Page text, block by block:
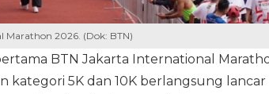
Marathon 2026. (Dok: BTN)
BTN Jakarta International
kategori 5K dan 10K berlangsung lancar